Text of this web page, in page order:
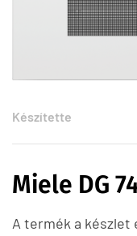
Készítette
Miele DG
A termék a